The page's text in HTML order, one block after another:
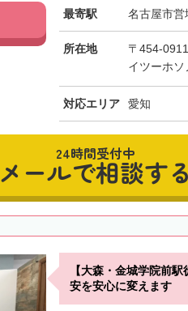
最寄駅 名古屋市営
所在地
〒454-
イツーホソ
対応エリア 愛知
24時間受付中
メールで相談する
【大森・金城学院前
安を安心に変えます